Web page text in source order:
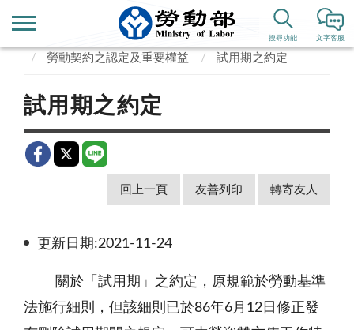
文字客服
搜尋功能
業務專區 勞動關係
勞動契約
勞動契約之認定及重要權益
試用期之約定
試用期之約定
回上一頁 友善列印 轉寄友人
更新日期:2021-11-24
關於「試用期」之約定，原規範於勞動基準
法施行細則，但該細則已於86年6月12日修正發